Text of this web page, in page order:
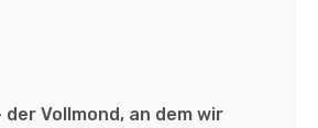
der Vollmond, an dem wir